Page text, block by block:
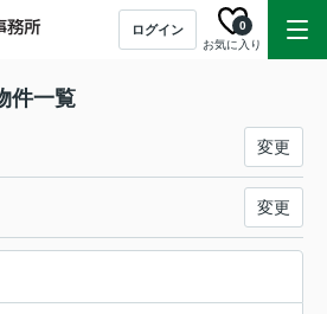
ログイン
お気に入り
0
件一覧
変更
変更